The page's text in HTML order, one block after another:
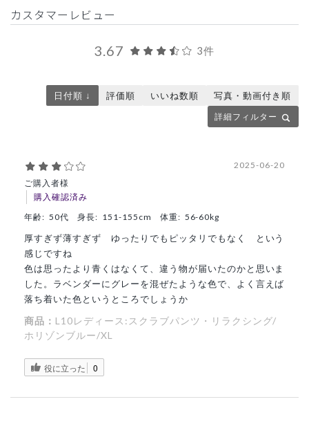
カスタマーレビュー
3.67 3件
詳細フィルター
日付順 ↓ 評価順 いいね数順 写真・動画付き順
ご購入者様
購入確認済み
2025-06-20
年齢: 50代 身長: 151-155cm 体重: 56-60kg
厚すぎず薄すぎず ゆったりでもピッタリでもなく という
感じですね
色は思ったより青くはなくて、違う物が届いたのかと思いま
した。ラベンダーにグレーを混ぜたような色で、よく言えば
落ち着いた色というところでしょうか
商品： L10レディース:スクラブパンツ・リラクシング/
ホリゾンブルー/XL
役に立った 0